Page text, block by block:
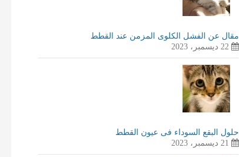
مقال عن الفشل الكلوى المزمن عند القطط
22 ديسمبر، 2023
حلول البقع السوداء فى عيون القطط
21 ديسمبر، 2023